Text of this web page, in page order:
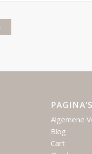
PAGINA’S
Algemene
Blog
Cart